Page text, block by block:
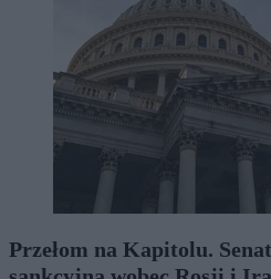
Przełom na Kapitolu.